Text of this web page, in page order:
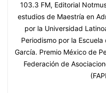
103.3 FM, Editorial
estudios de Maestría en
por la Universidad
Periodismo por la
García. Premio México de
Federación de